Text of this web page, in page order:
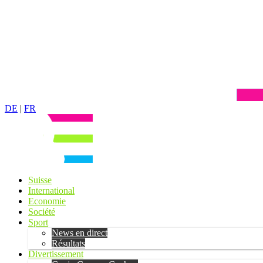
DE | FR
Suisse
International
Economie
Société
Sport
News en direct
Résultats
Divertissement